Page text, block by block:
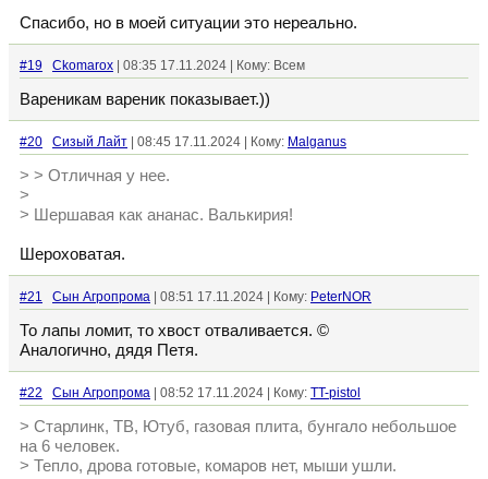
Спасибо, но в моей ситуации это нереально.
#19 Ckomarox | 08:35 17.11.2024 | Кому: Всем
Вареникам вареник показывает.))
#20 Сизый Лайт | 08:45 17.11.2024 | Кому: Malganus
> > Отличная у нее.
>
> Шершавая как ананас. Валькирия!
Шероховатая.
#21 Сын Агропрома | 08:51 17.11.2024 | Кому: PeterNOR
То лапы ломит, то хвост отваливается. ©
Аналогично, дядя Петя.
#22 Сын Агропрома | 08:52 17.11.2024 | Кому: TT-pistol
> Старлинк, ТВ, Ютуб, газовая плита, бунгало небольшое
на 6 человек.
> Тепло, дрова готовые, комаров нет, мыши ушли.